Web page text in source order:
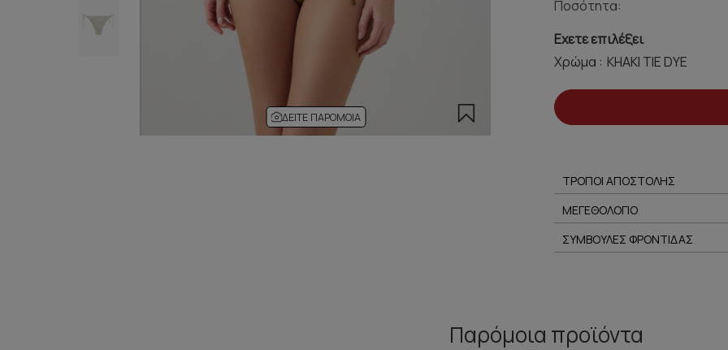
ΔΕΊΤΕ ΠΑΡΌΜΟΙΑ
Ποσότητα:
Εχετε επιλέξει
Χρώμα :
ΤΡΟΠΟΙ ΑΠΟΣΤΟΛΗΣ
ΜΕΓΕΘΟΛΟΓΙΟ
ΣΥΜΒΟΥΛΕΣ ΦΡΟΝΤΙΔΑΣ
Παρόμοια προϊόντα